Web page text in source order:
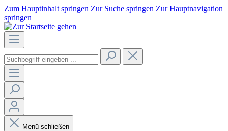
Zum Hauptinhalt springen Zur Suche springen Zur Hauptnavigation
springen
Menü schließen